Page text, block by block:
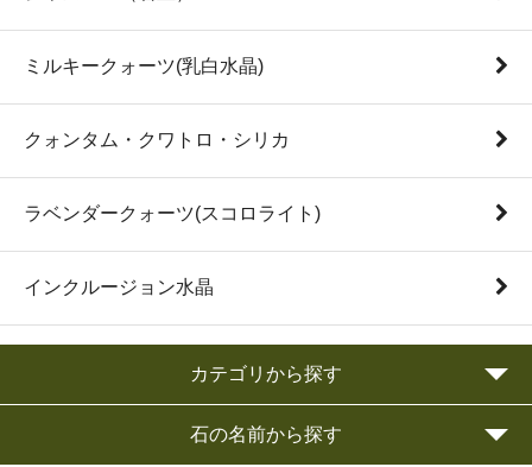
ミルキークォーツ(乳白水晶)
クォンタム・クワトロ・シリカ
ラベンダークォーツ(スコロライト)
インクルージョン水晶
カテゴリから探す
石の名前から探す